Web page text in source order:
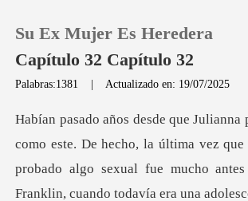
Recargar
Su Ex Mujer Es Heredera
Capítulo 32 Capítulo 32
Palabras:1381 | Actualizado en: 19/07/2025
hecho, la última vez que
probado algo sexual fue mu